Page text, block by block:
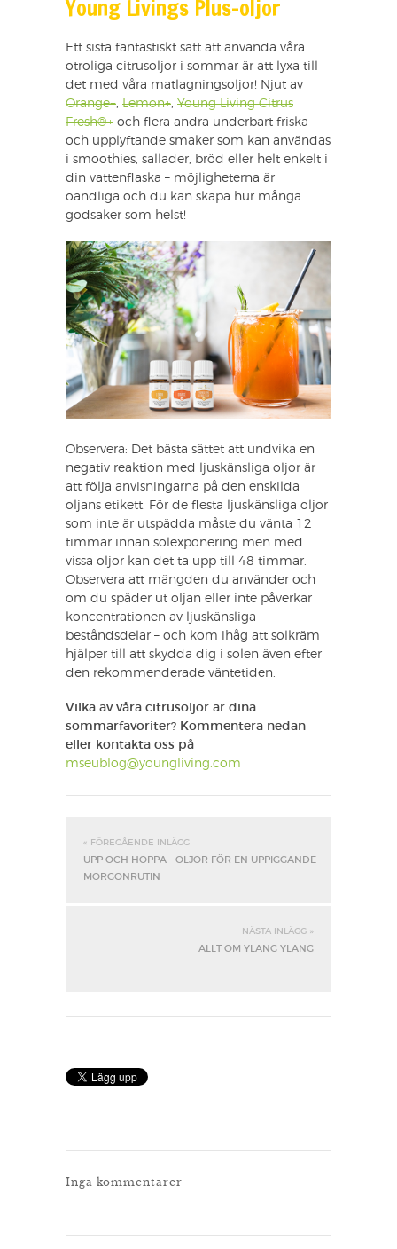
Young Livings Plus-oljor
Ett sista fantastiskt sätt att använda våra
otroliga citrusoljor i sommar är att lyxa till
det med våra matlagningsoljor! Njut av
Orange+, Lemon+, Young Living Citrus
Fresh®+ och flera andra underbart friska
och upplyftande smaker som kan användas
i smoothies, sallader, bröd eller helt enkelt i
din vattenflaska – möjligheterna är
oändliga och du kan skapa hur många
godsaker som helst!
Observera: Det bästa sättet att undvika en
negativ reaktion med ljuskänsliga oljor är
att följa anvisningarna på den enskilda
oljans etikett. För de flesta ljuskänsliga oljor
som inte är utspädda måste du vänta 12
timmar innan solexponering men med
vissa oljor kan det ta upp till 48 timmar.
Observera att mängden du använder och
om du späder ut oljan eller inte påverkar
koncentrationen av ljuskänsliga
beståndsdelar – och kom ihåg att solkräm
hjälper till att skydda dig i solen även efter
den rekommenderade väntetiden.
Vilka av våra citrusoljor är dina
sommarfavoriter? Kommentera nedan
eller kontakta oss på
mseublog@youngliving.com
« FÖREGÅENDE INLÄGG
UPP OCH HOPPA – OLJOR FÖR EN UPPIGGANDE
MORGONRUTIN
NÄSTA INLÄGG »
ALLT OM YLANG YLANG
Inga kommentarer